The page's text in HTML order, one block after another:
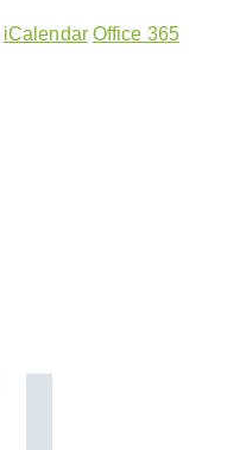
iCalendar Office 365